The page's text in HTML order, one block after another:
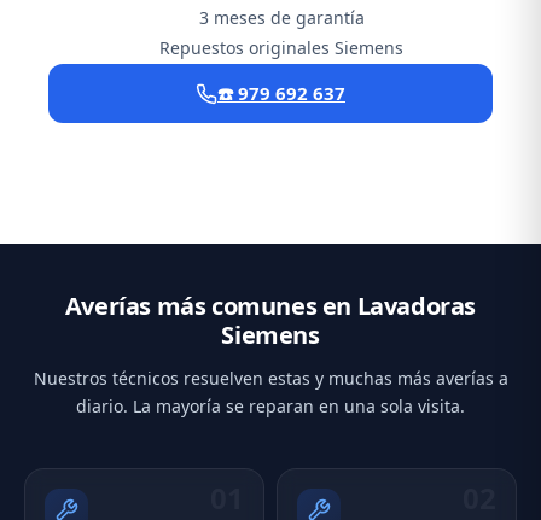
3 meses de garantía
Repuestos originales Siemens
☎️ 979 692 637
Averías más comunes en Lavadoras
Siemens
Nuestros técnicos resuelven estas y muchas más averías a
diario. La mayoría se reparan en una sola visita.